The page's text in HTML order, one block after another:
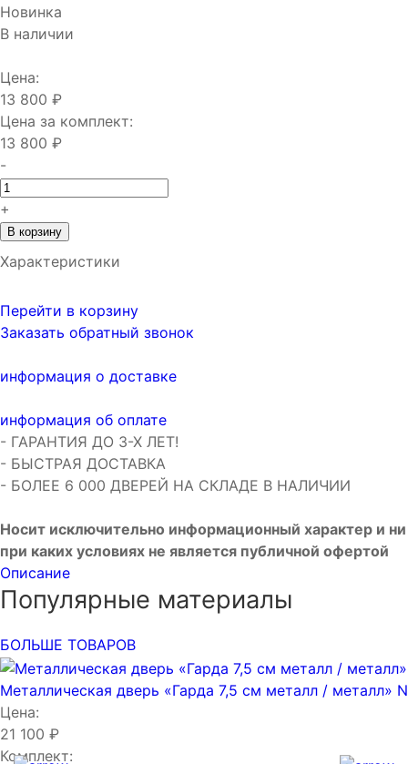
Новинка
В наличии
Цена:
13 800 ₽
Цена за комплект:
13 800 ₽
-
+
В корзину
Характеристики
Перейти в корзину
Заказать обратный звонок
информация о доставке
информация об оплате
- ГАРАНТИЯ ДО 3-Х ЛЕТ!
- БЫСТРАЯ ДОСТАВКА
- БОЛЕЕ 6 000 ДВЕРЕЙ НА СКЛАДЕ В НАЛИЧИИ
Носит исключительно информационный характер и ни
при каких условиях не является публичной офертой
Описание
Популярные материалы
БОЛЬШЕ ТОВАРОВ
Металлическая дверь «Гарда 7,5 см металл / металл»
Цена:
21 100 ₽
Комплект: